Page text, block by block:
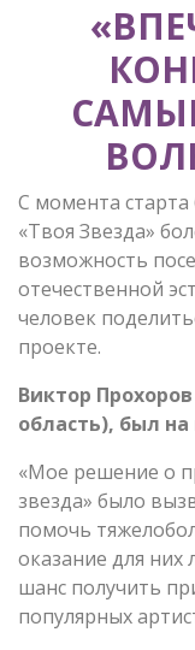
С момента старта
«Твоя Звезда»
возможность
отечественной
человек
проекте.
Виктор
область), был
«Мое решение о
звезда» было
помочь
оказание для них
шанс получить
популярных